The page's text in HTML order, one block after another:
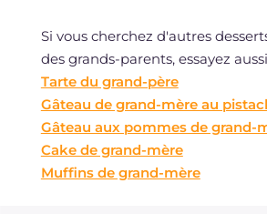
Si vous cherchez d'autres
des grands-parents, essayez
Tarte du grand-père
Gâteau de grand-mère au
Gâteau aux pommes de grand-
Cake de grand-mère
Muffins de grand-mère